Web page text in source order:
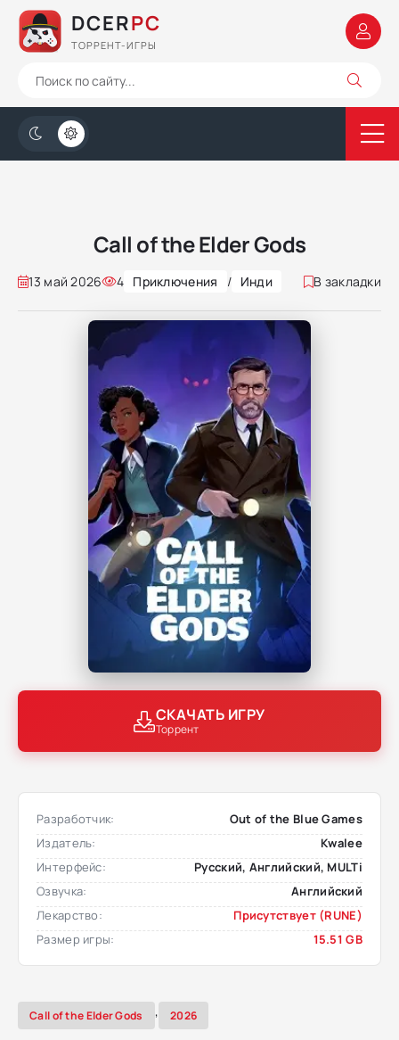
DCERPC
ТОРРЕНТ-ИГРЫ
Call of the Elder Gods
13 май 2026 4 Приключения / Инди В закладки
СКАЧАТЬ ИГРУ
Торрент
Разработчик:
Out of the Blue Games
Издатель:
Kwalee
Интерфейс:
Русский, Английский, MULTi
Озвучка:
Английский
Лекарство:
Присутствует (RUNE)
Размер игры:
15.51 GB
Call of the Elder Gods , 2026